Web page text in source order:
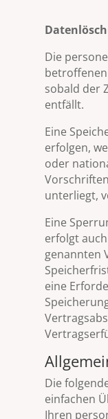
Die
sobald der
entfällt.
Eine
erfolgen,
oder
unterliegt,
Eine
erfolgt
genannten
eine
Die
einfachen
Ihren